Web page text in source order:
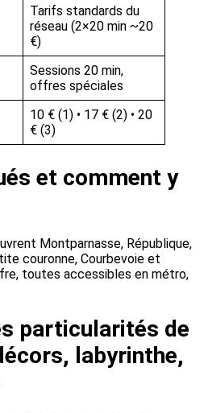
Tarifs standards du
réseau (2×20 min ~20
€)
Sessions 20 min,
offres spéciales
10 € (1) • 17 € (2) • 20
€ (3)
et comment y
Montparnasse, République,
couronne, Courbevoie et
toutes accessibles en métro,
particularités de
labyrinthe,